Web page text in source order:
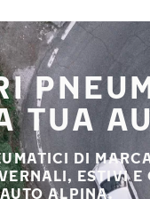
TUA
DI
ESTIVI E
AUTO ALPINA.